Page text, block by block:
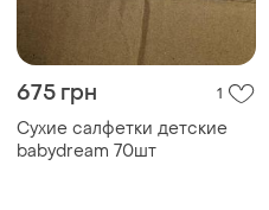
675 грн 1
Сухие салфетки детские
babydream 70шт